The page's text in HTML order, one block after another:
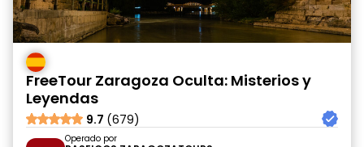
FreeTour Zaragoza Oculta: Misterios y
Leyendas
9.7 (679)
Operado por